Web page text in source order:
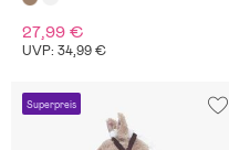
27,99 €
UVP: 34,99 €
Superpreis